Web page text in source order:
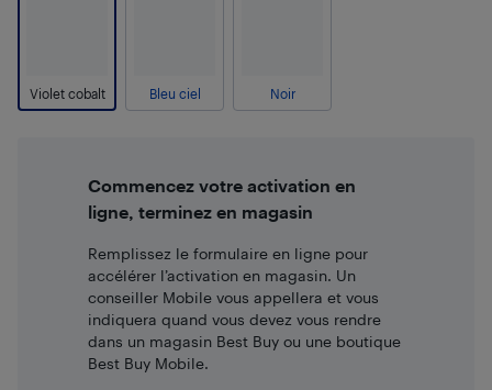
Violet cobalt Bleu ciel Noir
Commencez votre activation en
ligne, terminez en magasin
Remplissez le formulaire en ligne pour
accélérer l’activation en magasin. Un
conseiller Mobile vous appellera et vous
indiquera quand vous devez vous rendre
dans un magasin Best Buy ou une boutique
Best Buy Mobile.